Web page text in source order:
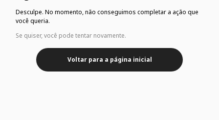
Desculpe. No momento, não conseguimos completar a ação que
você queria.
Se quiser, você pode tentar novamente.
Voltar para a página inicial